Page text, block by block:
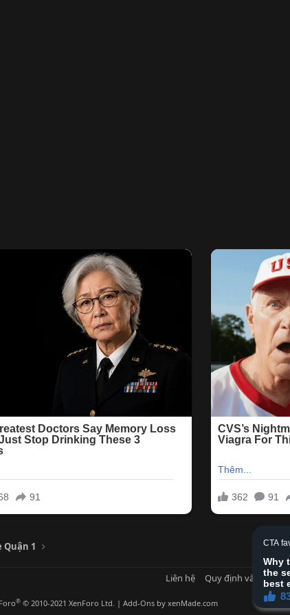
Quận 1
Liên hệ Quy định và Nội quy
® © 2010-2021 XenForo Ltd. | Add-Onsby xenMade.com